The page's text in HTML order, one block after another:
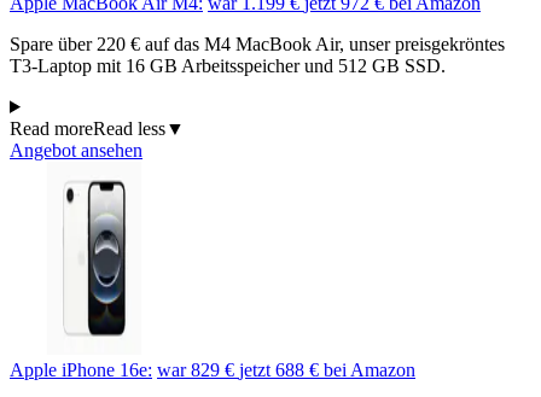
Spare über 220 € auf das M4 MacBook Air, unser preisgekröntes
T3-Laptop mit 16 GB Arbeitsspeicher und 512 GB SSD.
Read moreRead less▼
Angebot ansehen
Apple iPhone 16e: war 829 € jetzt 688 € bei Amazon